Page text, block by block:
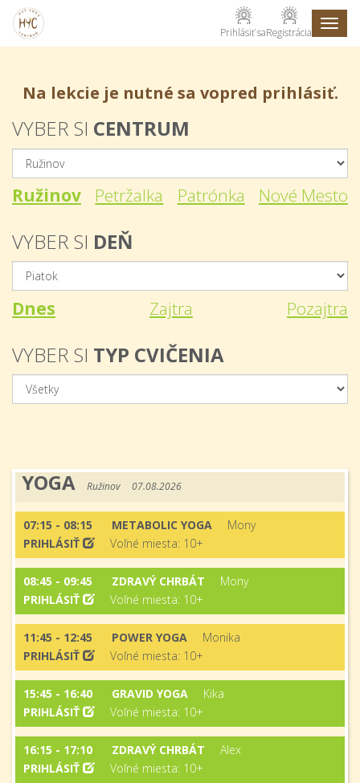
Prihlásiť saRegistrácia
Na lekcie je nutné sa vopred prihlásiť.
VYBER SI CENTRUM
Ružinov Petržalka Patrónka Nové Mesto
VYBER SI DEŇ
Dnes Zajtra Pozajtra
VYBER SI TYP CVIČENIA
YOGA Ružinov 07.08.2026
07:15 - 08:15 METABOLIC YOGA
Mony
PRIHLÁSIŤ
Voľné miesta: 10+
08:45 - 09:45 ZDRAVÝ CHRBÁT
Mony
PRIHLÁSIŤ
Voľné miesta: 10+
11:45 - 12:45 POWER YOGA
Monika
PRIHLÁSIŤ
Voľné miesta: 10+
15:45 - 16:40 GRAVID YOGA
Kika
PRIHLÁSIŤ
Voľné miesta: 10+
16:15 - 17:10 ZDRAVÝ CHRBÁT
Alex
PRIHLÁSIŤ
Voľné miesta: 10+